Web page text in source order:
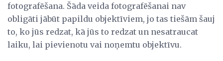
fotografēšana. Šāda veida fotografēšanai nav
obligāti jābūt papildu objektīviem, jo ​​tas tiešām šauj
to, ko jūs redzat, kā jūs to redzat un nesatraucat
laiku, lai pievienotu vai noņemtu objektīvu.